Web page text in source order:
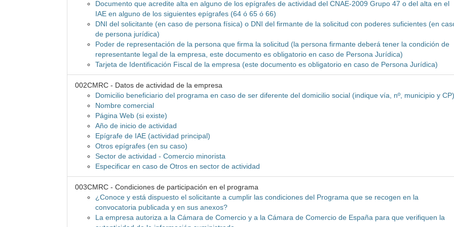
Documento que acredite alta en alguno de los epígrafes de actividad del CNAE-2009 Grupo 47 o del alta en el
IAE en alguno de los siguientes epígrafes (64 ó 65 ó 66)
DNI del solicitante (en caso de persona física) o DNI del firmante de la solicitud con poderes suficientes (en
de persona jurídica)
Poder de representación de la persona que firma la solicitud (la persona firmante deberá tener la condición de
representante legal de la empresa, este documento es obligatorio en caso de Persona Jurídica)
Tarjeta de Identificación Fiscal de la empresa (este documento es obligatorio en caso de Persona Jurídica)
002CMRC - Datos de actividad de la empresa
Domicilio beneficiario del programa en caso de ser diferente del domicilio social (indique vía, nº, municipio y CP)
Nombre comercial
Página Web (si existe)
Año de inicio de actividad
Epígrafe de IAE (actividad principal)
Otros epígrafes (en su caso)
Sector de actividad - Comercio minorista
Especificar en caso de Otros en sector de actividad
003CMRC - Condiciones de participación en el programa
¿Conoce y está dispuesto el solicitante a cumplir las condiciones del Programa que se recogen en la
convocatoria publicada y en sus anexos?
La empresa autoriza a la Cámara de Comercio y a la Cámara de Comercio de España para que verifiquen la